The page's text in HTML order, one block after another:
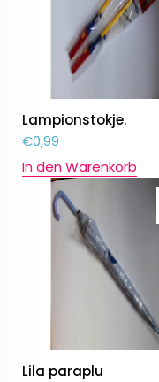
Lampionstokje.
€0,99
In den Warenkorb
Lila paraplu